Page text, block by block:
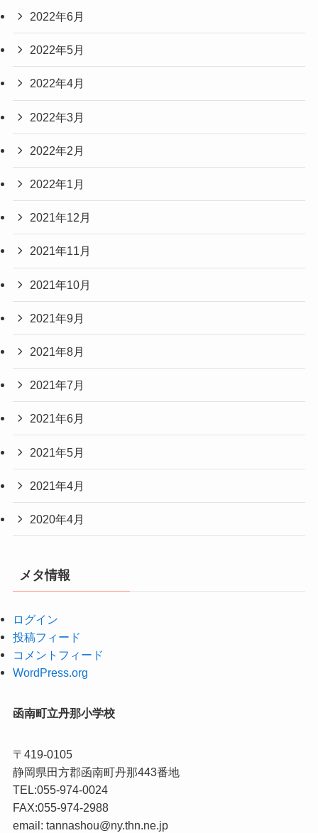
2022年6月
2022年5月
2022年4月
2022年3月
2022年2月
2022年1月
2021年12月
2021年11月
2021年10月
2021年9月
2021年8月
2021年7月
2021年6月
2021年5月
2021年4月
2020年4月
メタ情報
ログイン
投稿フィード
コメントフィード
WordPress.org
函南町立丹那小学校
〒419-0105
静岡県田方郡函南町丹那443番地
TEL:055-974-0024
FAX:055-974-2988
email: tannashou@ny.thn.ne.jp